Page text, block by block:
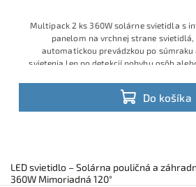
Do košíka
Multipack 2 ks 360W solárne svietidla s
panelom na vrchnej strane
automatickou prevádzkou po súmraku
svietenia len po detekcií pohybu osôb
LED svietidlo – Solárna pouličná a
360W Mimoriadná 120°